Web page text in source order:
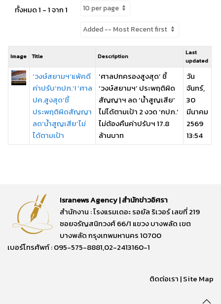
ทั้งหมด 1 - 1 จาก 1
Image Title Description
Last
updated
‘วงษ์สยามฯ’แพ้คดี
ค่าปรับ‘กปภ.’! ‘ศาล
ปค.สูงสุด’ชี้
ประพฤติผิดสัญญา
ลด‘น้ำสูญเสีย’ไม่
ได้ตามเป้า
‘ศาลปกครองสูงสุด’ ชี้
‘วงษ์สยามฯ’ ประพฤติผิด
สัญญาฯ ลด ‘น้ำสูญเสีย’
ไม่ได้ตามเป้า 2 งวด ‘กปภ.’
ไม่ต้องคืนค่าปรับฯ 17.8
ล้านบาท
วัน
จันทร์,
30
มีนาคม
2569
13:54
Isranews Agency | สำนักข่าวอิศรา
สำนักงาน : โรงแรมเดอะ รอยัล ริเวอร์ เลขที่ 219
ซอยจรัญสนิทวงศ์ 66/1 แขวง บางพลัด เขต
บางพลัด กรุงเทพมหานคร 10700
เบอร์โทรศัพท์ : 095-575-8881,02-2413160-1
ติดต่อเรา |Site Map